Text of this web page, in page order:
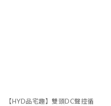
【HYD品宅趣】雙頭DC聲控循